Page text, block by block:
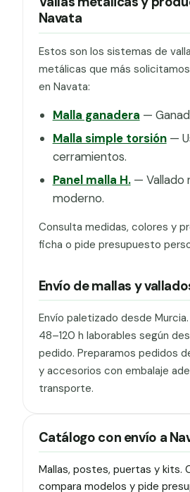
Navata
Estos son los sistemas de
metálicas que más
en Navata:
Malla ganadera —
Malla simple torsión—
cerramientos.
Panel malla H.— Vallado
moderno.
Consulta medidas, colores y
ficha o pide presupuesto
Envío de mallas y
Envío paletizado desde
48–120 h laborables según
pedido. Preparamos pedidos
y accesorios con embalaje
transporte.
Catálogo con envío a
Mallas, postes, puertas y kits.
compara modelos y pide